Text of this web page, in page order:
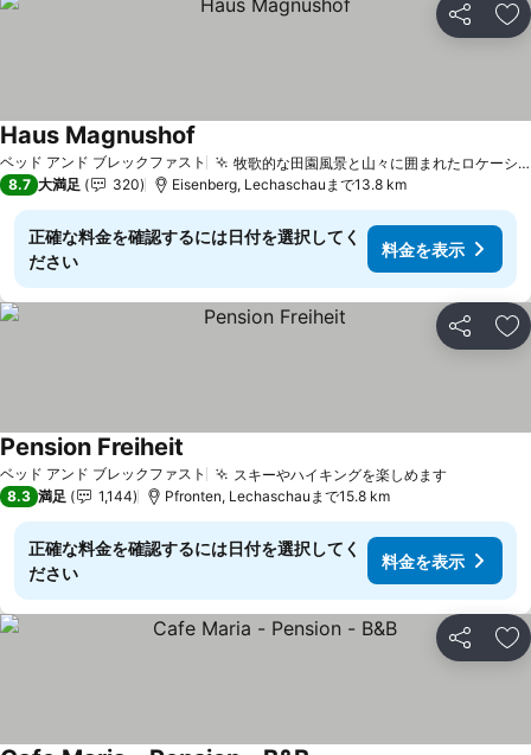
シェア お
ベッド アンド ブレックファスト 牧歌的な田園風景と山々に囲まれたロケーション
Haus Magnushof
8.7 大満足 320 Eisenberg, Lechaschauまで13.8 km
正確な料金を確認するには日付を選択してく
ださい
料金を表示
シェア お
ベッド アンド ブレックファスト スキーやハイキングを楽しめます
Pension Freiheit
8.3 満足 1,144 Pfronten, Lechaschauまで15.8 km
正確な料金を確認するには日付を選択してく
ださい
料金を表示
シェア お